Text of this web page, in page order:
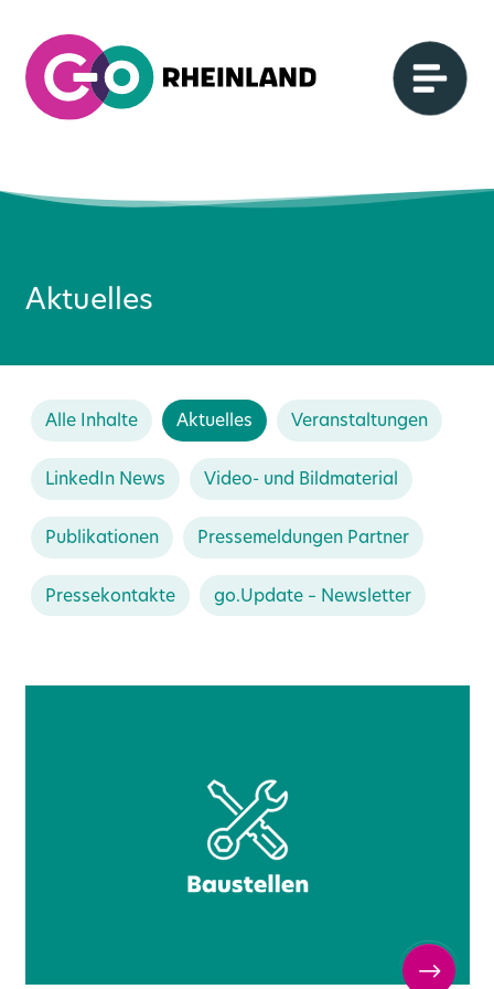
Aktuelles
Alle Inhalte Aktuelles Veranstaltungen
LinkedIn News Video- und Bildmaterial
Publikationen Pressemeldungen Partner
Pressekontakte go.Update – Newsletter